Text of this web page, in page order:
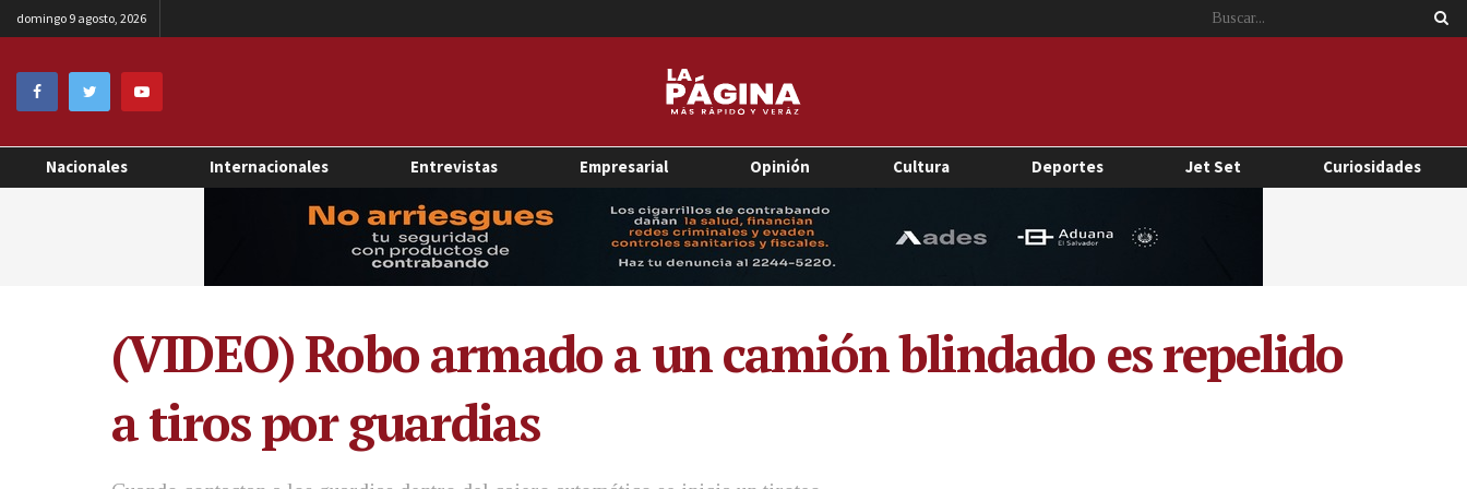
domingo 9 agosto, 2026
Nacionales Internacionales Entrevistas Empresarial Opinión Cultura Deportes Jet Set Curiosidades
(VIDEO) Robo armado a un camión blindado es repelido
a tiros por guardias